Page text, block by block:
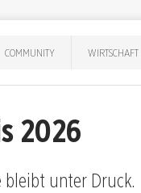
COMMUNITY WIRTSCHAFT
2026
bleibt unter Druck.